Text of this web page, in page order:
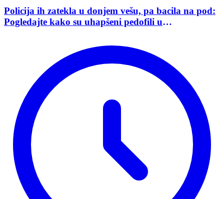
Policija ih zatekla u donjem vešu, pa bacila na pod:
Pogledajte kako su uhapšeni pedofili u